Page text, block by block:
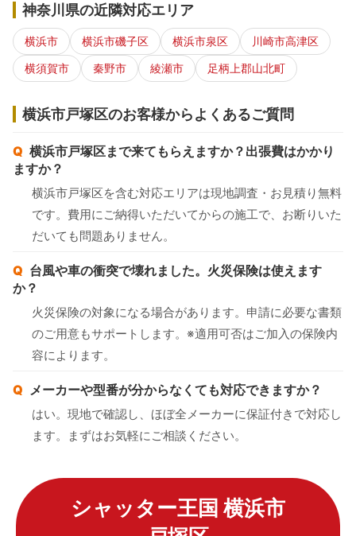
神奈川県の近隣対応エリア
横浜市 横浜市磯子区 横浜市泉区
川崎市高津区
横須賀市
秦野市 綾瀬市 足柄上郡山北町
横浜市戸塚区のお客様からよくあるご質問
横浜市戸塚区まで来てもらえますか？出張費はかかり
ますか？
横浜市戸塚区を含む対応エリアは現地調査・お見積り無料
です。費用にご納得いただいてからの施工で、お断りいた
だいても問題ありません。
台風や車の衝突で壊れました。火災保険は使えます
か？
火災保険の対象になる場合があります。申請に必要な書類
のご用意もサポートします。※適用可否はご加入の保険内
容によります。
メーカーや型番が分からなくても対応できますか？
はい。現地で確認し、ほぼ全メーカーに保証付きで対応し
ます。まずはお気軽にご相談ください。
シャッター王国 横浜市